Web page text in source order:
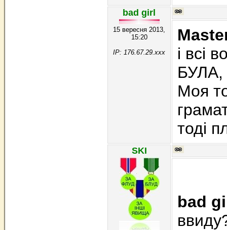
bad girl
15 вересня 2013,
15:20
IP: 176.67.29.xxx
і всі
БУЛА,
Моя
тоді
SKI
bad